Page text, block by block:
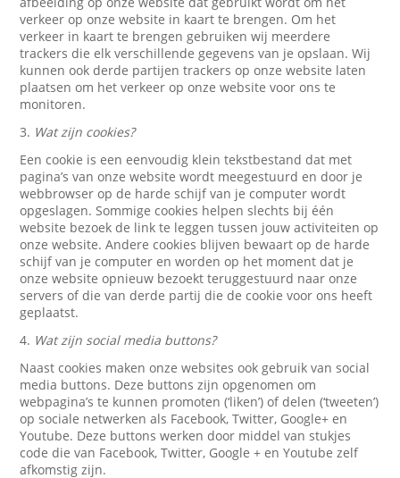
verkeer op onze website in kaart te brengen. Om het
verkeer in kaart te brengen gebruiken wij meerdere
trackers die elk verschillende gegevens van je opslaan. Wij
kunnen ook derde partijen trackers op onze website laten
plaatsen om het verkeer op onze website voor ons te
monitoren.
3. Wat zijn cookies?
Een cookie is een eenvoudig klein tekstbestand dat met
pagina’s van onze website wordt meegestuurd en door je
webbrowser op de harde schijf van je computer wordt
opgeslagen. Sommige cookies helpen slechts bij één
website bezoek de link te leggen tussen jouw activiteiten op
onze website. Andere cookies blijven bewaart op de harde
schijf van je computer en worden op het moment dat je
onze website opnieuw bezoekt teruggestuurd naar onze
servers of die van derde partij die de cookie voor ons heeft
geplaatst.
4. Wat zijn social media buttons?
Naast cookies maken onze websites ook gebruik van social
media buttons. Deze buttons zijn opgenomen om
webpagina’s te kunnen promoten (‘liken’) of delen (‘tweeten’)
op sociale netwerken als Facebook, Twitter, Google+ en
Youtube. Deze buttons werken door middel van stukjes
code die van Facebook, Twitter, Google + en Youtube zelf
afkomstig zijn.